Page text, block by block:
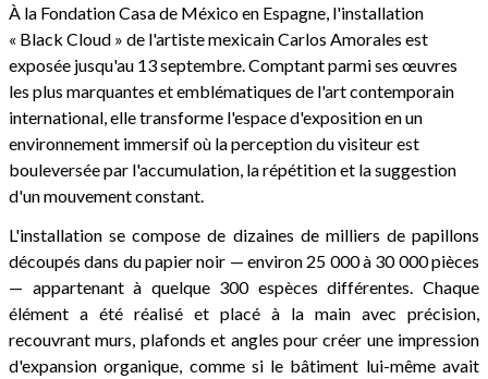
À la Fondation Casa de México en Espagne, l'installation
« Black Cloud » de l'artiste mexicain Carlos Amorales est
exposée jusqu'au 13 septembre. Comptant parmi ses œuvres
les plus marquantes et emblématiques de l'art contemporain
international, elle transforme l'espace d'exposition en un
environnement immersif où la perception du visiteur est
bouleversée par l'accumulation, la répétition et la suggestion
d'un mouvement constant.
L'installation se compose de dizaines de milliers de papillons
découpés dans du papier noir — environ 25 000 à 30 000 pièces
— appartenant à quelque 300 espèces différentes. Chaque
élément a été réalisé et placé à la main avec précision,
recouvrant murs, plafonds et angles pour créer une impression
d'expansion organique, comme si le bâtiment lui-même avait